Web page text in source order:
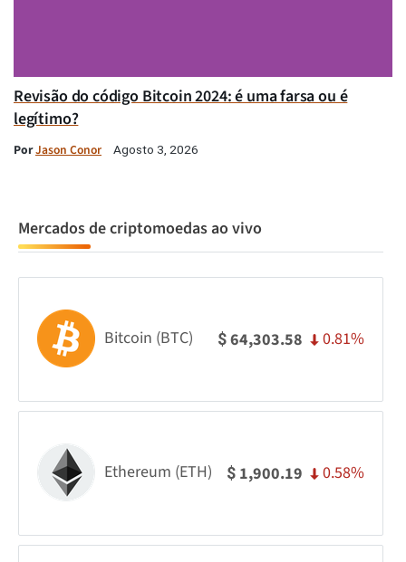
Revisão do código Bitcoin 2024: é uma farsa ou é
legítimo?
PorJason Conor Agosto 3, 2026
Mercados de criptomoedas ao vivo
Bitcoin (BTC) $64,303.58 0.81%
Ethereum (ETH) $ 1,900.19 0.58%